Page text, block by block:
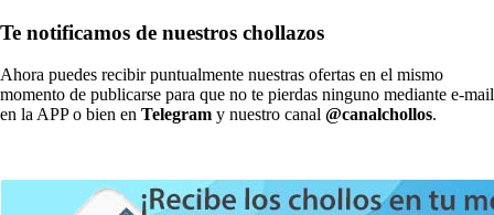
Te notificamos de nuestros chollazos
Ahora puedes recibir puntualmente nuestras ofertas en el mismo
momento de publicarse para que no te pierdas ninguno mediante e-mail
en la APP o bien en Telegram y nuestro canal @canalchollos.